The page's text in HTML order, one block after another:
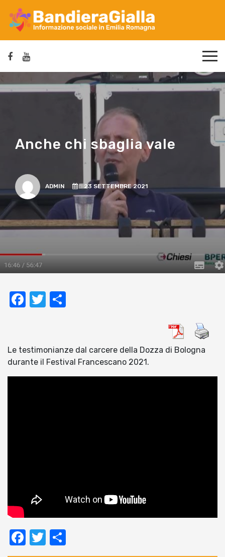
Anche chi sbaglia vale
ADMIN 23 SETTEMBRE 2021
Facebook
Twitter
Le testimonianze dal carcere della Dozza di Bologna
durante il Festival Francescano 2021.
Facebook
Twitter